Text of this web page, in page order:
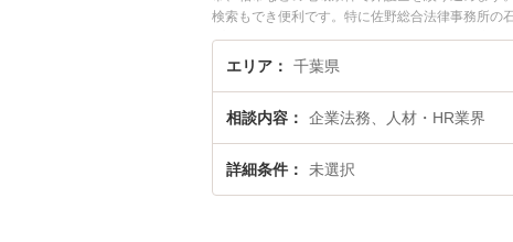
検索もでき便利です。特に佐野総合法律事務所の
プロフィール情報や弁護士費用、強みなどが注
ラブル解決の実績豊富な近くの弁護士を検索し
エリア 千葉県
相談内容 企業法務、人材・HR業界
詳細条件 未選択